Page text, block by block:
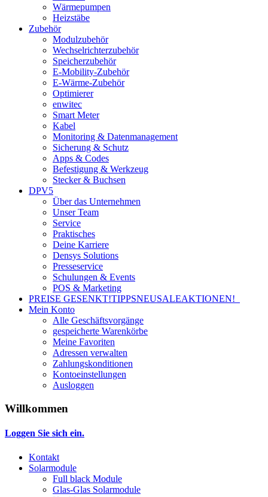
Wärmepumpen
Heizstäbe
Zubehör
Modulzubehör
Wechselrichterzubehör
Speicherzubehör
E-Mobility-Zubehör
E-Wärme-Zubehör
Optimierer
enwitec
Smart Meter
Kabel
Monitoring & Datenmanagement
Sicherung & Schutz
Apps & Codes
Befestigung & Werkzeug
Stecker & Buchsen
DPV5
Über das Unternehmen
Unser Team
Service
Praktisches
Deine Karriere
Densys Solutions
Presseservice
Schulungen & Events
POS & Marketing
PREISE GESENKT!TIPPSNEUSALEAKTIONEN!
Mein Konto
Alle Geschäftsvorgänge
gespeicherte Warenkörbe
Meine Favoriten
Adressen verwalten
Zahlungskonditionen
Kontoeinstellungen
Ausloggen
Willkommen
Loggen Sie sich ein.
Kontakt
Solarmodule
Full black Module
Glas-Glas Solarmodule